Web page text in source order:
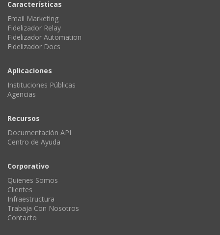
Características
Email Marketing
Fidelizador Relay
Fidelizador Automation
Fidelizador Docs
Aplicaciones
Instituciones Públicas
Agencias
Recursos
Documentación API
Centro de Ayuda
Corporativo
Quienes Somos
Clientes
Infraestructura
Trabaja Con Nosotros
Contacto